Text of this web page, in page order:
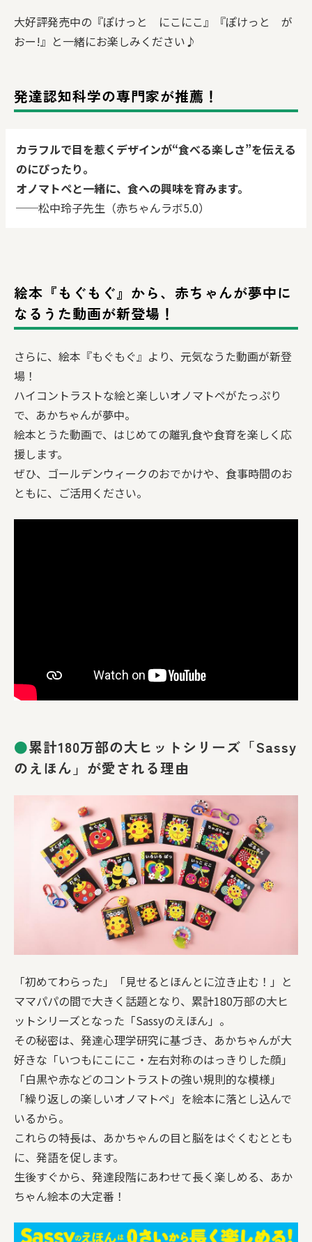
大好評発売中の『ぽけっと にこにこ』『ぽけっと が
おー!』と一緒にお楽しみください♪
発達認知科学の専門家が推薦！
カラフルで目を惹くデザインが“食べる楽しさ”を伝える
のにぴったり。
オノマトペと一緒に、食への興味を育みます。
──松中玲子先生（赤ちゃんラボ5.0）
絵本『もぐもぐ』から、赤ちゃんが夢中に
なるうた動画が新登場！
さらに、絵本『もぐもぐ』より、元気なうた動画が新登
場！
ハイコントラストな絵と楽しいオノマトペがたっぷり
で、あかちゃんが夢中。
絵本とうた動画で、はじめての離乳食や食育を楽しく応
援します。
ぜひ、ゴールデンウィークのおでかけや、食事時間のお
ともに、ご活用ください。
●累計180万部の大ヒットシリーズ「Sassy
のえほん」が愛される理由
「初めてわらった」「見せるとほんとに泣き止む！」と
ママパパの間で大きく話題となり、累計180万部の大ヒ
ットシリーズとなった「Sassyのえほん」。
その秘密は、発達心理学研究に基づき、あかちゃんが大
好きな「いつもにこにこ・左右対称のはっきりした顔」
「白黒や赤などのコントラストの強い規則的な模様」
「繰り返しの楽しいオノマトペ」を絵本に落とし込んで
いるから。
これらの特長は、あかちゃんの目と脳をはぐくむととも
に、発語を促します。
生後すぐから、発達段階にあわせて長く楽しめる、あか
ちゃん絵本の大定番！